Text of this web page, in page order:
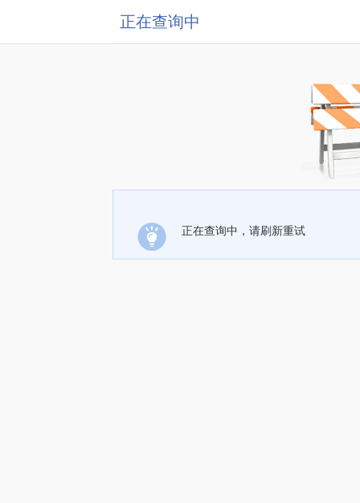
正在查询中
正在查询中，请刷新重试